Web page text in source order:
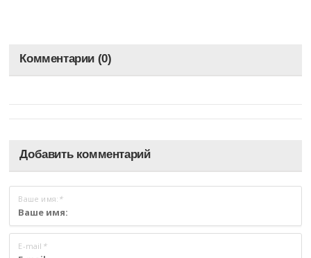
Комментарии (0)
Добавить комментарий
Ваше имя: *
E-mail *